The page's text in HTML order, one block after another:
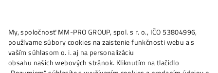
Ako toFunguje? Oplatí saŤažba? Zisky TU
Ťažba Bitcoinu ako energetický
My, spoločnosť MM-PRO GROUP, spol. s r. o., IČO
používame súbory cookies na zaistenie funkčnosti webu a
vaším súhlasom o. i. aj na personalizáciu